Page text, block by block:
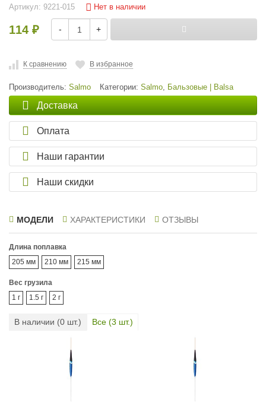
Артикул: 9221-015 Нет в наличии
114 ₽ - +
К сравнению В избранное
Производитель: Salmo Категории: Salmo, Бальзовые | Balsa
Доставка
Оплата
Наши гарантии
Наши скидки
МОДЕЛИ ХАРАКТЕРИСТИКИ ОТЗЫВЫ
Длина поплавка
205 мм
210 мм 215 мм
Вес грузила
1 г
1.5 г 2 г
В наличии (0 шт.) Все (3 шт.)